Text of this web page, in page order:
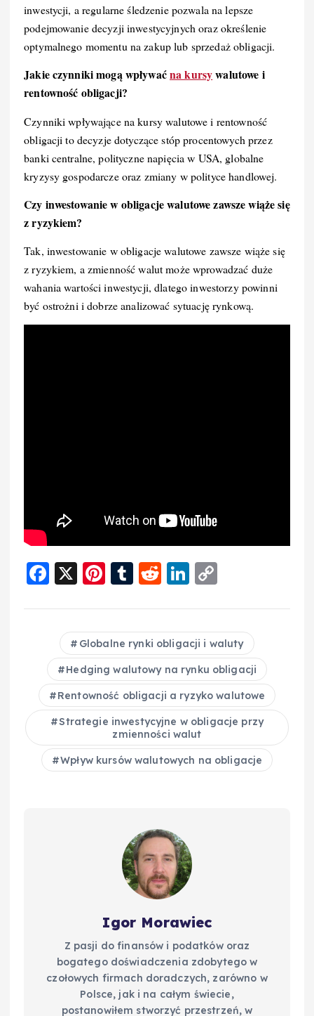
inwestycji, a regularne śledzenie pozwala na lepsze
podejmowanie decyzji inwestycyjnych oraz określenie
optymalnego momentu na zakup lub sprzedaż obligacji.
Jakie czynniki mogą wpływaćna kursywalutowe i
rentowność obligacji?
Czynniki wpływające na kursy walutowe i rentowność
obligacji to decyzje dotyczące stóp procentowych przez
banki centralne, polityczne napięcia w USA, globalne
kryzysy gospodarcze oraz zmiany w polityce handlowej.
Czy inwestowanie w obligacje walutowe zawsze wiąże się
z ryzykiem?
Tak, inwestowanie w obligacje walutowe zawsze wiąże się
z ryzykiem, a zmienność walut może wprowadzać duże
wahania wartości inwestycji, dlatego inwestorzy powinni
być ostrożni i dobrze analizować sytuację rynkową.
F
c
e
b
o
o
k
X
Pi
er
e
st
T
m
bl
r
R
d
di
t
Li
k
e
d
I
n
p
y
Li
n
k
Globalne rynki obligacji i waluty
Hedging walutowy na rynku obligacji
Rentowność obligacji a ryzyko walutowe
Strategie inwestycyjne w obligacje przy
zmienności walut
Wpływ kursów walutowych na obligacje
Igor Morawiec
Z pasji do finansów i podatków oraz
bogatego doświadczenia zdobytego w
czołowych firmach doradczych, zarówno w
Polsce, jak i na całym świecie,
postanowiłem stworzyć przestrzeń, w